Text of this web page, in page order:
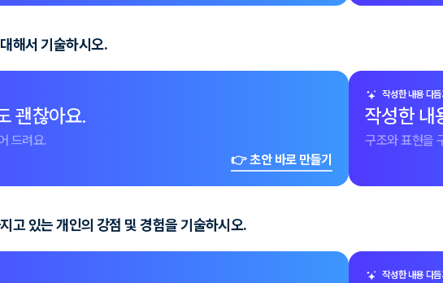
해서 기술하시오.
괜찮아요.
드려요.
👉 초안 바로 만들기
작성한 내용 다듬
작성한 내
구조와 표현을
고 있는 개인의 강점 및 경험을 기술하시오.
작성한 내용 다듬